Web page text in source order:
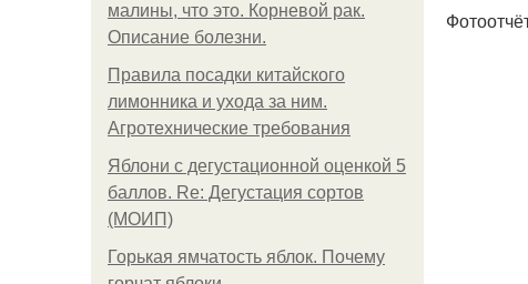
малины, что это. Корневой рак.
Описание болезни.
Правила посадки китайского
лимонника и ухода за ним.
Агротехнические требования
Яблони с дегустационной оценкой 5
баллов. Re: Дегустация сортов
(МОИП)
Горькая ямчатость яблок. Почему